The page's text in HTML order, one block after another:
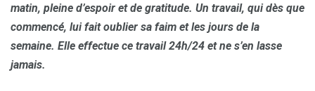
matin, pleine d’espoir et de gratitude. Un travail, qui dès que
commencé, lui fait oublier sa faim et les jours de la
semaine. Elle effectue ce travail 24h/24 et ne s’en lasse
jamais.